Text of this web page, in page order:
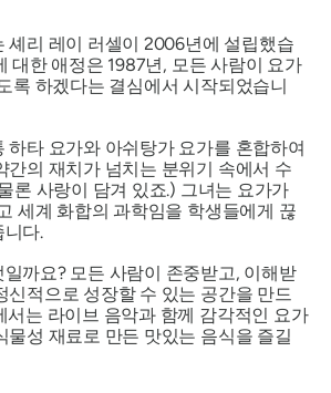
셰리 레이 러셀이 2006년에 설립했습
대한 애정은 1987년, 모든 사람이 요가
록 하겠다는 결심에서 시작되었습니
하타 요가와 아쉬탕가 요가를 혼합하여
간의 재치가 넘치는 분위기 속에서 수
론 사랑이 담겨 있죠.) 그녀는 요가가
세계 화합의 과학임을 학생들에게 끊
니다.
까요? 모든 사람이 존중받고, 이해받
신적으로 성장할 수 있는 공간을 만드
서는 라이브 음악과 함께 감각적인 요가
물성 재료로 만든 맛있는 음식을 즐길